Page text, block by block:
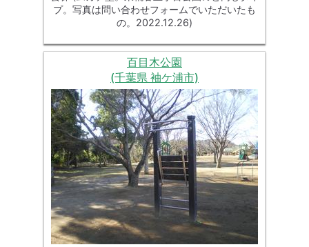
プ。写真は問い合わせフォームでいただいたも
の。2022.12.26)
百目木公園
(千葉県 袖ケ浦市)